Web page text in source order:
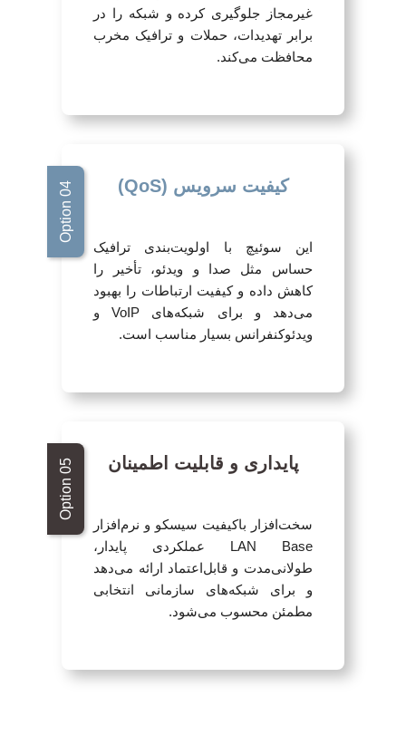
غیرمجاز جلوگیری کرده و شبکه را در
برابر تهدیدات، حملات و ترافیک مخرب
محافظت می‌کند.
کیفیت سرویس (QoS)
این سوئیچ با اولویت‌بندی ترافیک
حساس مثل صدا و ویدئو، تأخیر را
کاهش داده و کیفیت ارتباطات را بهبود
می‌دهد و برای شبکه‌های VoIP و
ویدئوکنفرانس بسیار مناسب است.
پایداری و قابلیت اطمینان
سخت‌افزار باکیفیت سیسکو و نرم‌افزار
LAN Base عملکردی پایدار،
طولانی‌مدت و قابل‌اعتماد ارائه می‌دهد
و برای شبکه‌های سازمانی انتخابی
مطمئن محسوب می‌شود.